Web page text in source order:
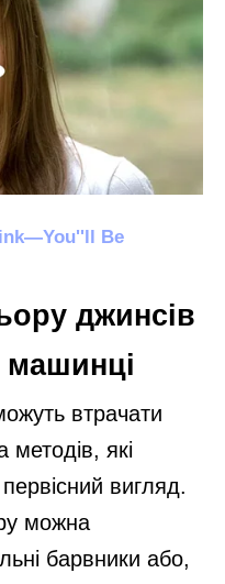
джинсів
машинці
втрачати
методів, які
вигляд.
можна
барвники або,